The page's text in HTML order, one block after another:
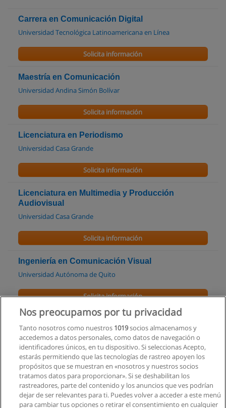
Carrera en Comunicación Digital
Universidad Tecnológica Latinoamericana en Línea
Solicita información
Maestría en Comunicación
Universidad Andina Simón Bolívar
Solicita información
Licenciatura en Periodismo
Universidad Casa Grande
Solicita información
Licenciatura en Multimedia y Producción
Audiovisual
Universidad Casa Grande
Solicita información
Ingeniería en Comunicación Visual
Universidad Autónoma de Quito
Solicita información
Licenciatura en Periodismo
Universidad Particular Internacional SEK
Solicita información
Licenciatura en Comunicación Audiovisual
Universidad Particular Internacional SEK
Nos preocupamos por tu privacidad
Tanto nosotros como nuestros 1019socios almacenamos y
accedemos a datos personales, como datos de navegación o
identificadores únicos, en tu dispositivo. Si seleccionas Acepto,
estarás permitiendo que las tecnologías de rastreo apoyen los
propósitos que se muestran en «nosotros y nuestros socios
tratamos datos para proporcionar». Si se deshabilitan los
rastreadores, parte del contenido y los anuncios que ves podrían
dejar de ser relevantes para ti. Puedes volver a acceder a este menú
para cambiar tus opciones o retirar el consentimiento en cualquier